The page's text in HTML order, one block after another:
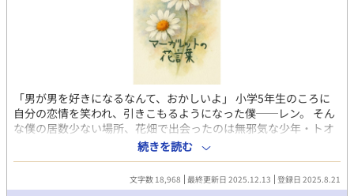
「男が男を好きになるなんて、おかしいよ」 小学5年生のころに
自分の恋情を笑われ、引きこもるようになった僕──レン。 そん
な僕の居数少ない場所、花畑で出会ったのは無邪気な少年・トオ
ル。 彼と花畑で過ごす時間は幸せの時間へと変わっていく。 でも
トオルには何かがあるようで──！？ 短くて、儚くて、でも美し
い。 僕たちの切ない恋が、始まる。
続きを読む
文字数 18,968 最終更新日 2025.12.13 登録日 2025.8.21